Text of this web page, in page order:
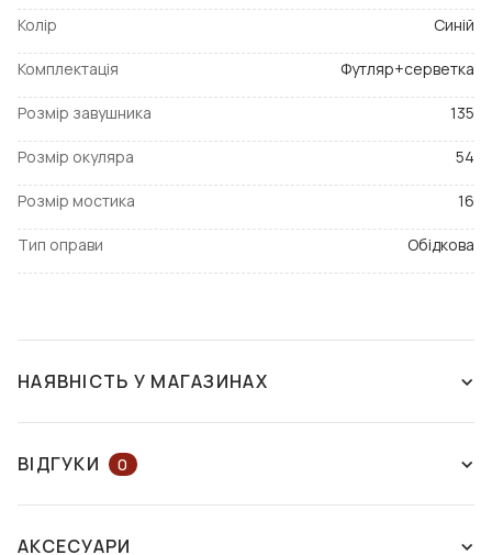
Колір Синій
Комплектація Футляр+серветка
Розмір завушника 135
Розмір окуляра 54
Розмір мостика 16
Тип оправи Обідкова
НАЯВНІСТЬ У МАГАЗИНАХ
ВІДГУКИ 0
АКСЕСУАРИ